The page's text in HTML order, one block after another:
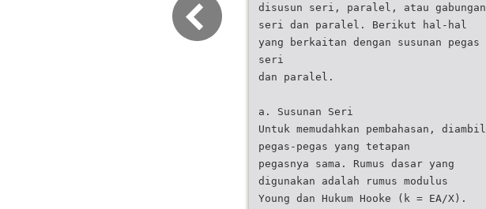
disusun seri, paralel, atau gabungan
seri dan paralel. Berikut hal-hal
yang berkaitan dengan susunan pegas
seri
dan paralel.
a. Susunan Seri
Untuk memudahkan pembahasan, diambil
pegas-pegas yang tetapan
pegasnya sama. Rumus dasar yang
digunakan adalah rumus modulus
Young dan Hukum Hooke (k = EA/X).